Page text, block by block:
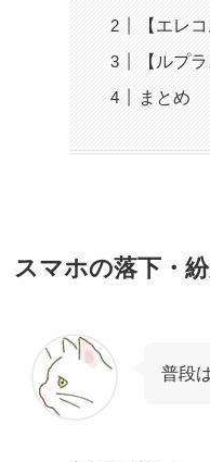
【エレ
【ルプ
まとめ
スマホの落下・紛
普段